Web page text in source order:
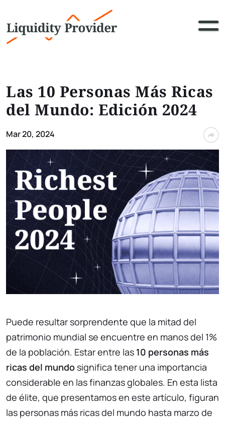
Las 10 Personas Más Ricas
del Mundo: Edición 2024
Mar 20, 2024
Puede resultar sorprendente que la mitad del
patrimonio mundial se encuentre en manos del 1%
de la población. Estar entre las 10 personas más
ricas del mundo significa tener una importancia
considerable en las finanzas globales. En esta lista
de élite, que presentamos en este artículo, figuran
las personas más ricas del mundo hasta marzo de